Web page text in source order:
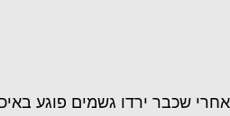
שכבר ירדו גשמים פוגע